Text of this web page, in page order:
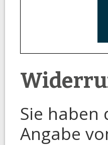
Sie haben
Angabe